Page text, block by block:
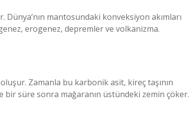
Dünya’nın mantosundaki konveksiyon akımları
erogenez, depremler ve volkanizma.
Zamanla bu karbonik asit, kireç taşının
süre sonra mağaranın üstündeki zemin çöker.